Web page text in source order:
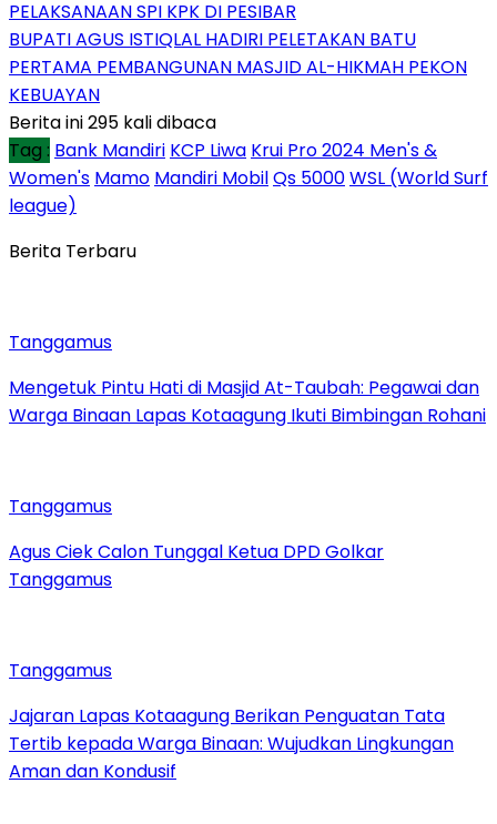
PELAKSANAAN SPI KPK DI PESIBAR
BUPATI AGUS ISTIQLAL HADIRI PELETAKAN BATU
PERTAMA PEMBANGUNAN MASJID AL-HIKMAH PEKON
KEBUAYAN
Berita ini 295 kali dibaca
Tag : Bank Mandiri KCP Liwa Krui Pro 2024 Men's &
Women's Mamo Mandiri MobilQs 5000WSL (World Surf
league)
Berita Terbaru
Tanggamus
Mengetuk Pintu Hati di Masjid At-Taubah: Pegawai dan
Warga Binaan Lapas Kotaagung Ikuti Bimbingan Rohani
Tanggamus
Agus Ciek Calon Tunggal Ketua DPD Golkar
Tanggamus
Tanggamus
Jajaran Lapas Kotaagung Berikan Penguatan Tata
Tertib kepada Warga Binaan: Wujudkan Lingkungan
Aman dan Kondusif